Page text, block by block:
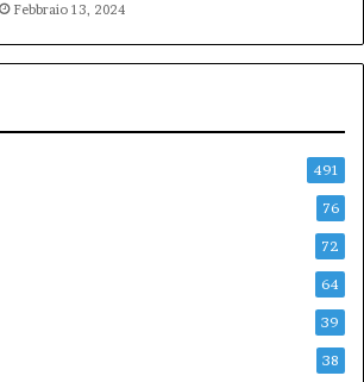
Febbraio 13, 2024
491
76
72
64
39
38